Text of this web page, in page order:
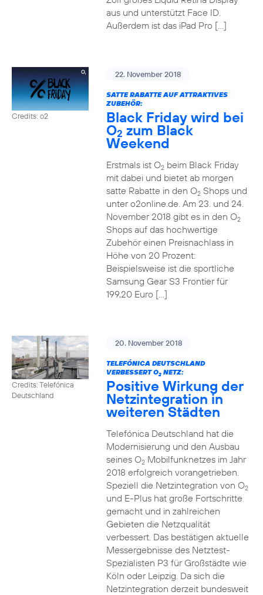
aus und unterstützt Face ID.
Außerdem ist das iPad Pro […]
Credits: o2
22. November 2018
SATTE RABATTE AUF ATTRAKTIVES
ZUBEHÖR:
Black Friday wird bei
O2 zum Black
Weekend
Erstmals ist O2beim Black Friday
mit dabei und bietet ab morgen
satte Rabatte in den O2Shops und
unter o2online.de. Am 23. und 24.
November 2018 gibt es in den O2
Shops auf das hochwertige
Zubehör einen Preisnachlass in
Höhe von 20 Prozent:
Beispielsweise ist die sportliche
Samsung Gear S3 Frontier für
199,20 Euro […]
Credits: Telefónica
Deutschland
20. November 2018
TELEFÓNICA DEUTSCHLAND
VERBESSERT O2NETZ:
Positive Wirkung der
Netzintegration in
weiteren Städten
Telefónica Deutschland hat die
Modernisierung und den Ausbau
seines O2Mobilfunknetzes im Jahr
2018 erfolgreich vorangetrieben.
Speziell die Netzintegration von O2
und E-Plus hat große Fortschritte
gemacht und in zahlreichen
Gebieten die Netzqualität
verbessert. Das bestätigen aktuelle
Messergebnisse des Netztest-
Spezialisten P3 für Großstädte wie
Köln oder Leipzig. Da sich die
Netzintegration derzeit bundesweit